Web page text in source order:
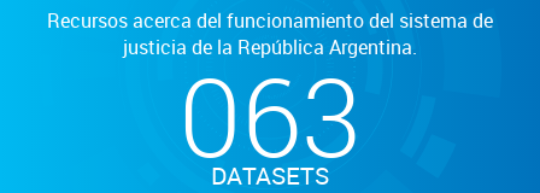
Recursos acerca del funcionamiento del sistema de
justicia de la República Argentina.
063
DATASETS